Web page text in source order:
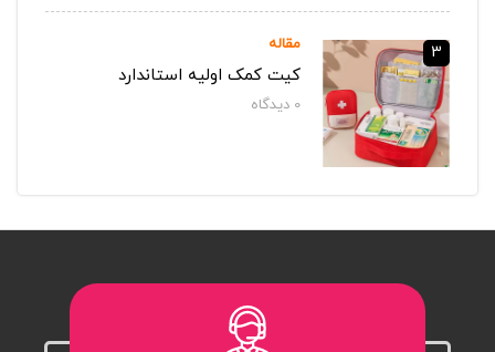
3 مقاله
کیت کمک اولیه استاندارد
0دیدگاه‌